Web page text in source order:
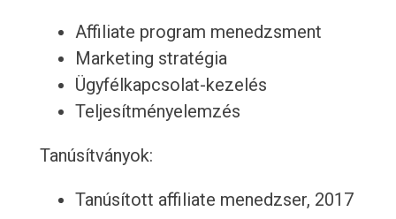
Affiliate program menedzsment
Marketing stratégia
Ügyfélkapcsolat-kezelés
Teljesítményelemzés
Tanúsítványok:
Tanúsított affiliate menedzser, 2017